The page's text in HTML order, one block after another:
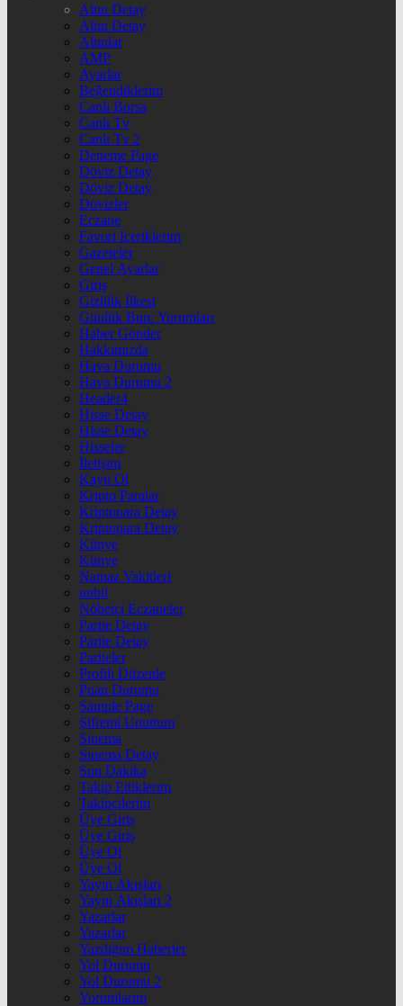
Altın Detay
Altın Detay
Altınlar
AMP
Ayarlar
Beğendiklerim
Canlı Borsa
Canlı Tv
Canlı Tv 2
Deneme Page
Döviz Detay
Döviz Detay
Dövizler
Eczane
Favori İçeriklerim
Gazeteler
Genel Ayarlar
Giriş
Gizlilik İlkesi
Günlük Burç Yorumları
Haber Gönder
Hakkımızda
Hava Durumu
Hava Durumu 2
Header4
Hisse Detay
Hisse Detay
Hisseler
İletişim
Kayıt Ol
Kripto Paralar
Kriptopara Detay
Kriptopara Detay
Künye
Künye
Namaz Vakitleri
nnbil
Nöbetçi Eczaneler
Parite Detay
Parite Detay
Pariteler
Profili Düzenle
Puan Durumu
Sample Page
Şifremi Unuttum
Sinema
Sinema Detay
Son Dakika
Takip Ettiklerim
Takipçilerim
Üye Giriş
Üye Giriş
Üye Ol
Üye Ol
Yayın Akışları
Yayın Akışları 2
Yazarlar
Yazarlar
Yazdığım Haberler
Yol Durumu
Yol Durumu 2
Yorumlarım